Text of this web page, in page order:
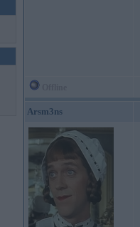
Arsm3ns